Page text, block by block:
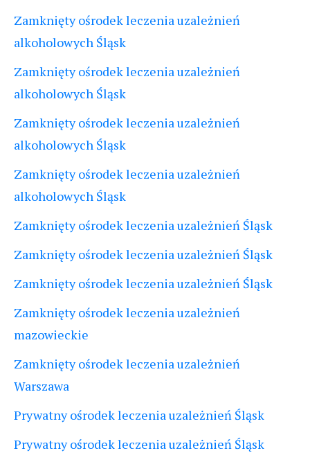
Zamknięty ośrodek leczenia uzależnień
alkoholowych Śląsk
Zamknięty ośrodek leczenia uzależnień
alkoholowych Śląsk
Zamknięty ośrodek leczenia uzależnień
alkoholowych Śląsk
Zamknięty ośrodek leczenia uzależnień
alkoholowych Śląsk
Zamknięty ośrodek leczenia uzależnień Śląsk
Zamknięty ośrodek leczenia uzależnień Śląsk
Zamknięty ośrodek leczenia uzależnień Śląsk
Zamknięty ośrodek leczenia uzależnień
mazowieckie
Zamknięty ośrodek leczenia uzależnień
Warszawa
Prywatny ośrodek leczenia uzależnień Śląsk
Prywatny ośrodek leczenia uzależnień Śląsk